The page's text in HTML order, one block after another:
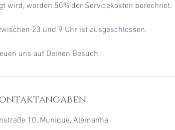
wird, werden 50% der Servicekosten berechnet.
23 und 9 Uhr ist ausgeschlossen.
10, Munique, Alemanha